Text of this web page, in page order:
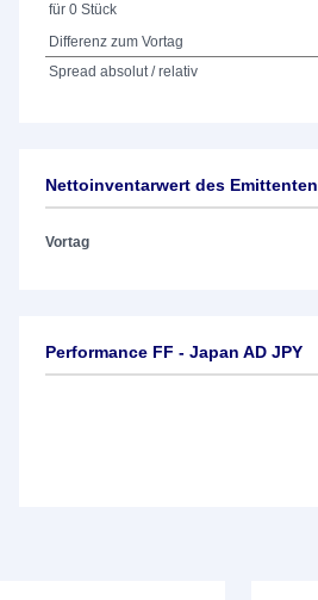
für 0 Stück
Differenz zum Vortag
Spread absolut / relativ
Nettoinventarwert des Emittenten
Vortag
Performance FF - Japan AD JPY